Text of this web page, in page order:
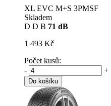
XL EVC M+S 3PMSF
Skladem
D D B 71 dB
1 493 Kč
Počet kusů:
-
+
Do košíku